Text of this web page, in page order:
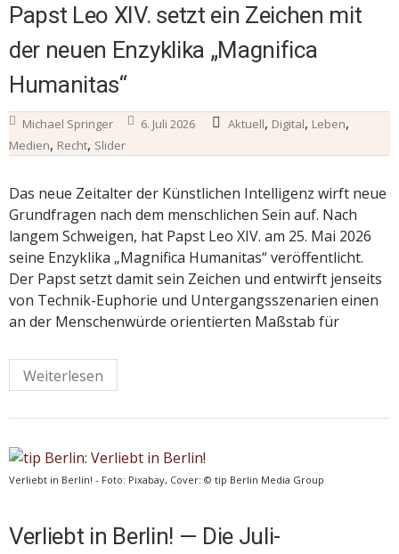
Papst Leo XIV. setzt ein Zeichen mit
der neuen Enzyklika „Magnifica
Humanitas“
Michael Springer 6. Juli 2026 Aktuell, Digital, Leben,
Medien, Recht, Slider
Das neue Zeitalter der Künstlichen Intelligenz wirft neue
Grundfragen nach dem menschlichen Sein auf. Nach
langem Schweigen, hat Papst Leo XIV. am 25. Mai 2026
seine Enzyklika „Magnifica Humanitas“ veröffentlicht.
Der Papst setzt damit sein Zeichen und entwirft jenseits
von Technik-Euphorie und Untergangsszenarien einen
an der Menschenwürde orientierten Maßstab für
Weiterlesen
Verliebt in Berlin! - Foto: Pixabay, Cover: © tip Berlin Media Group
Verliebt in Berlin! — Die Juli-